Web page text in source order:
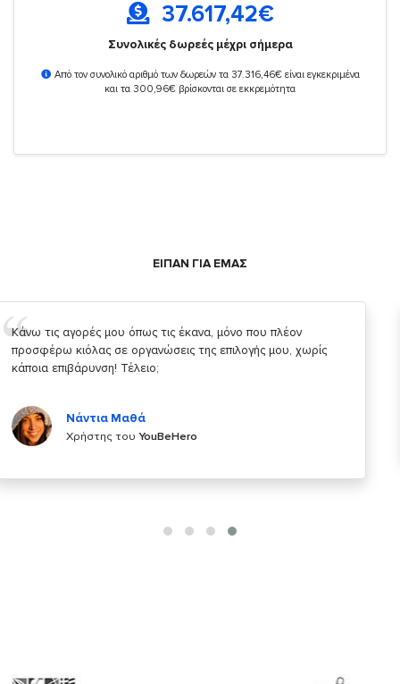
37.617,42€
Συνολικές δωρεές μέχρι σήμερα
Από τον συνολικό αριθμό των δωρεών τα 37.316,46€ είναι εγκεκριμένα
και τα 300,96€ βρίσκονται σε εκκρεμότητα
ΕΙΠΑΝ ΓΙΑ ΕΜΑΣ
Σας ευχαριστώ που μας δίνετε την δυνατότητα να κάνουμε
κάτι!
Χρήστης του